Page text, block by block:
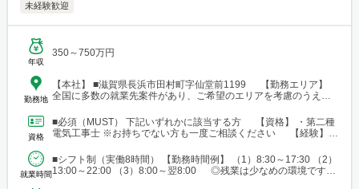
未経験歓迎
年収
350～750万円
勤務地
【本社】 ■滋賀県長浜市田村町字仙堂前1199 【勤務エリア】
全国に多数の就業先案件があり、ご希望のエリアを考慮のうえ配
す。 ■北海道 ■東北 └仙台市 ■関東 └東京23区 └町田・立
川・調布・西東京 └横浜・川崎・相模原・海老名・厚木 └千葉・
船橋・市川・柏・浦安・市原 └さいたま・川越・越谷・久喜・三
橋・岡崎・長久手・日進・稲沢・清須・小牧 └岐阜・各務原 └
津・四日市・桑名・志摩 └静岡・浜松・沼津・御殿場 ■関西 └
資格
■必須（MUST） 下記いずれかに該当する方 【資格】 ・第二種
電気工事士 ※お持ちでない方も一度ご相談ください 【経験】
就業時間
■シフト制（実働8時間） 【勤務時間例】 （1）8:30～17:30 （2）
13:00～22:00 （3）8:00～翌8:00 ◎残業は少なめの環境です。